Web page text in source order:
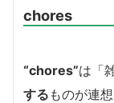
chores
“chores”は「
する ものが連